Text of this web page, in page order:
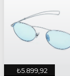
₺5.899,92